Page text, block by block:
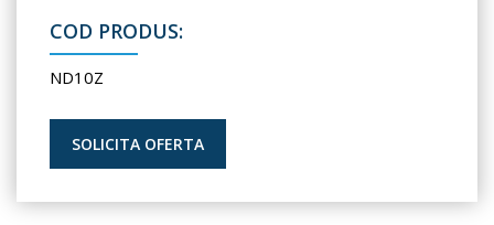
COD PRODUS:
ND10Z
SOLICITA OFERTA